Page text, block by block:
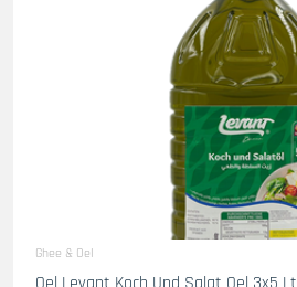
Ghee & Oel